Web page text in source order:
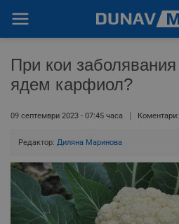
При кои
ядем карфиол?
09 септември 2023 - 07:45 часа
Редактор: Диляна Маринова